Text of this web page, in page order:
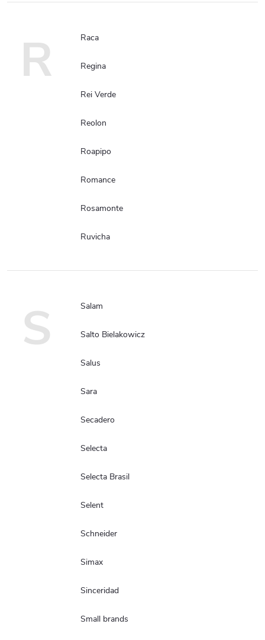
R Raca
Regina
Rei Verde
Reolon
Roapipo
Romance
Rosamonte
Ruvicha
S Salam
Salto Bielakowicz
Salus
Sara
Secadero
Selecta
Selecta Brasil
Selent
Schneider
Simax
Sinceridad
Small brands